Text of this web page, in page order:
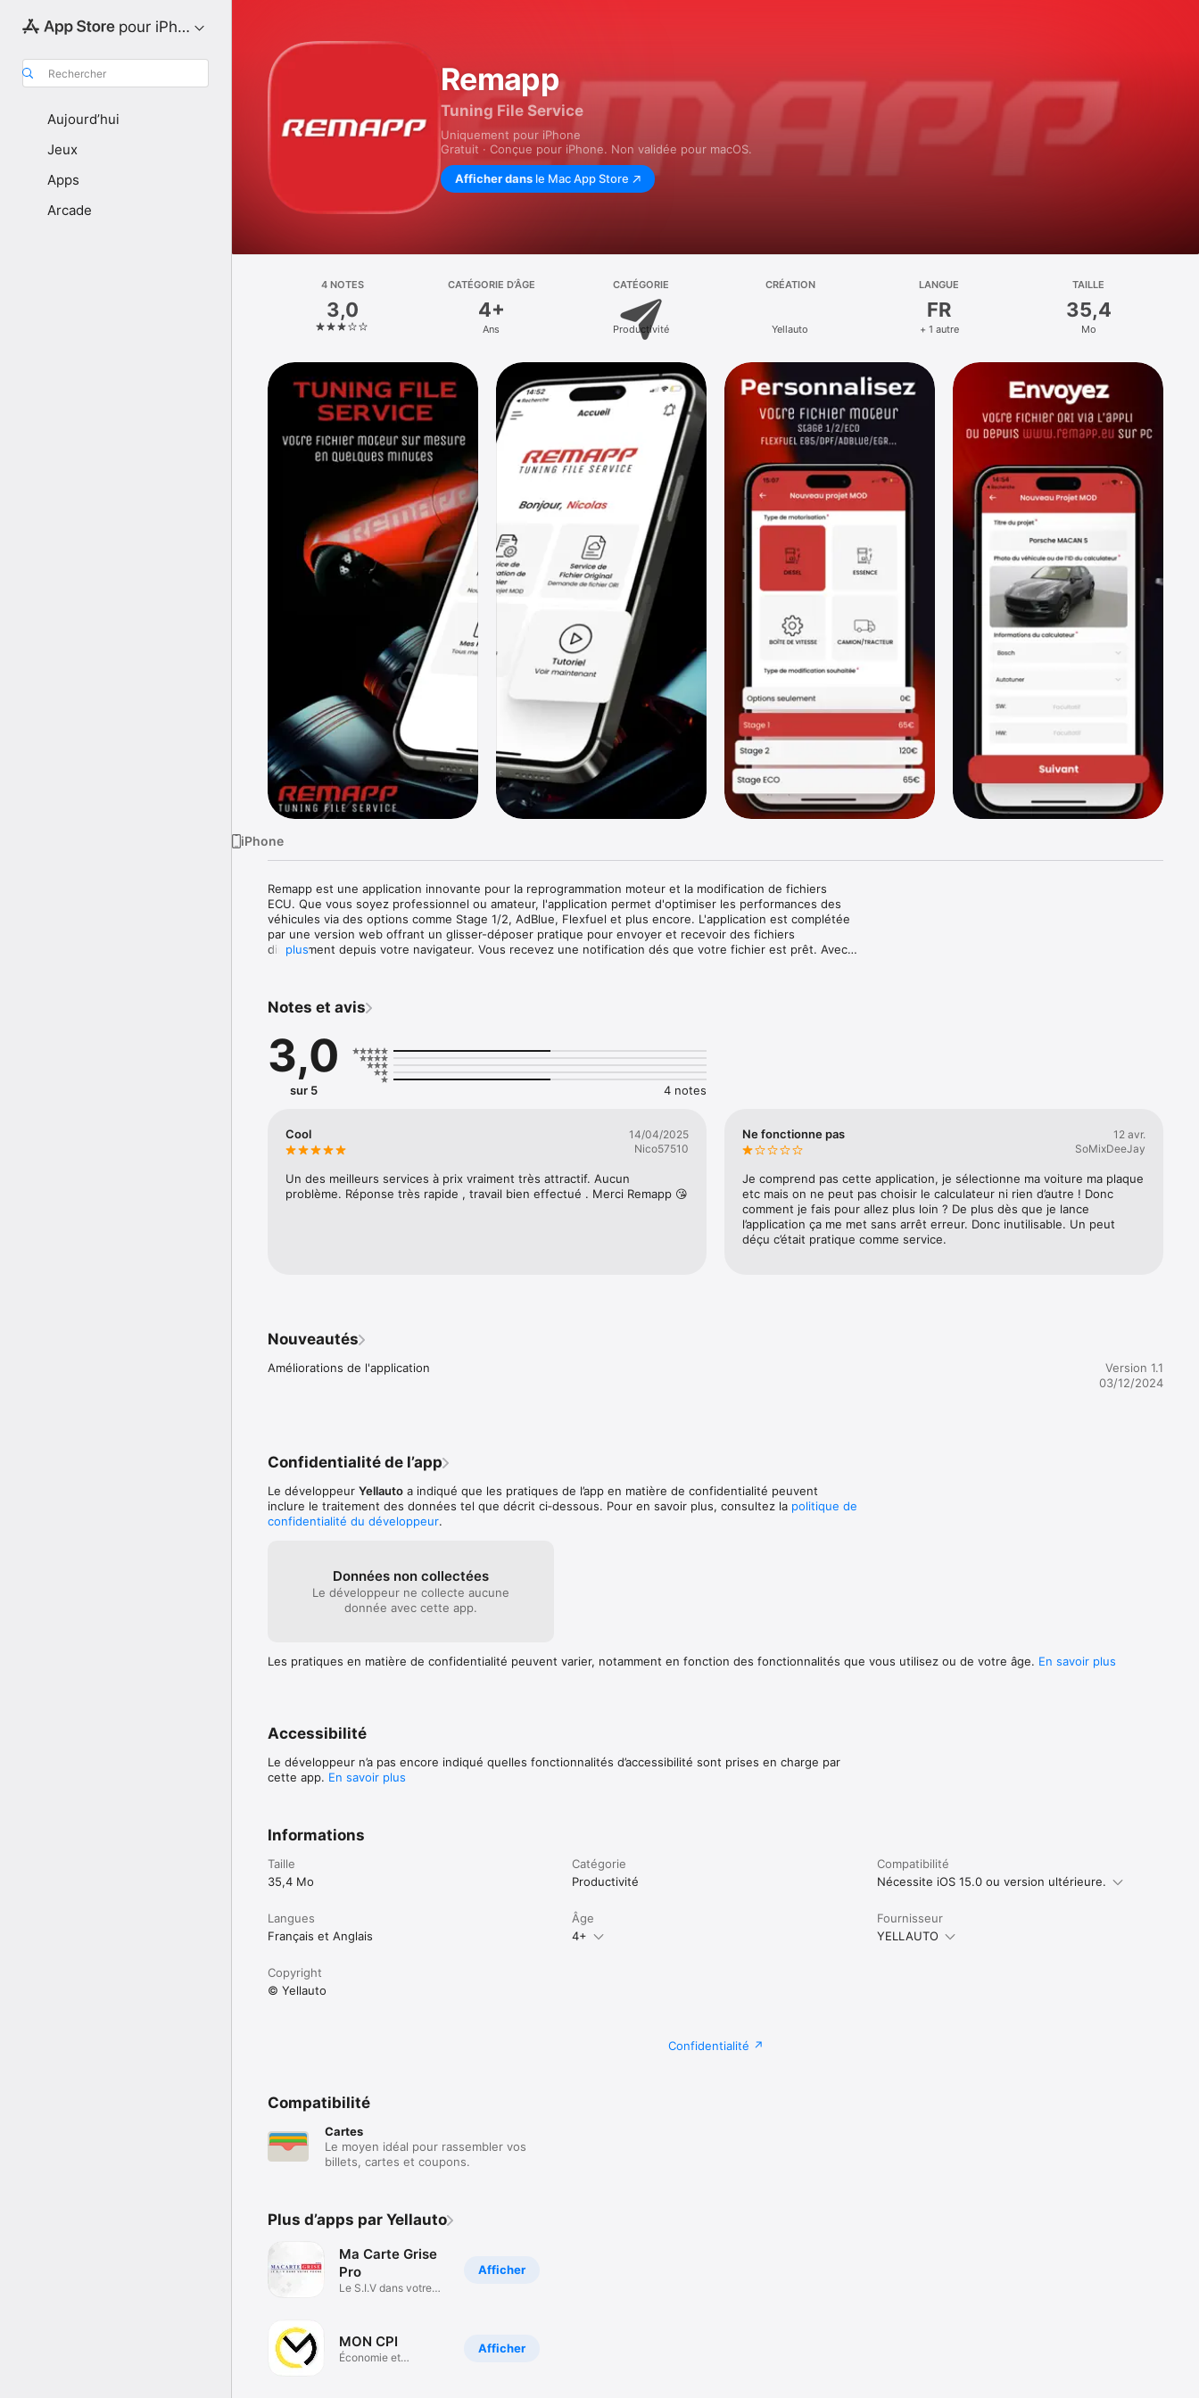
pour iPhone
Rechercher
Aujourd’hui
Jeux
Apps
Arcade
Remapp
Tuning File Service
Uniquement pour iPhone
Gratuit · Conçue pour iPhone. Non validée pour macOS.
Afficher dans le Mac App Store
4 NOTES
3,0
CATÉGORIE D’ÂGE
4+
Ans
CATÉGORIE
Productivité
CRÉATION
Yellauto
LANGUE
FR
+ 1 autre
TAILLE
35,4
Mo
iPhone
Remapp est une application innovante pour la reprogrammation moteur et la modification de fichiers
ECU. Que vous soyez professionnel ou amateur, l'application permet d'optimiser les performances des
véhicules via des options comme Stage 1/2, AdBlue, Flexfuel et plus encore. L'application est complétée
par une version web offrant un glisser-déposer pratique pour envoyer et recevoir des fichiers
directement depuis votre navigateur. Vous recevez une notification dés que votre fichier est prêt. Avec
plus
Notes et avis
3,0
sur 5 4 notes
Cool
14/04/2025
Nico57510
Un des meilleurs services à prix vraiment très attractif. Aucun
problème. Réponse très rapide , travail bien effectué . Merci Remapp 😘
Ne fonctionne pas
12 avr.
SoMixDeeJay
Je comprend pas cette application, je sélectionne ma voiture ma plaque
etc mais on ne peut pas choisir le calculateur ni rien d’autre ! Donc
comment je fais pour allez plus loin ? De plus dès que je lance
l’application ça me met sans arrêt erreur. Donc inutilisable. Un peut
déçu c’était pratique comme service.
Nouveautés
Améliorations de l'application
Version 1.1
03/12/2024
Confidentialité de l’app
Le développeur Yellauto a indiqué que les pratiques de l’app en matière de confidentialité peuvent
inclure le traitement des données tel que décrit ci‑dessous. Pour en savoir plus, consultez la politique de
confidentialité du développeur.
Données non collectées
Le développeur ne collecte aucune
donnée avec cette app.
Les pratiques en matière de confidentialité peuvent varier, notamment en fonction des fonctionnalités que vous utilisez ou de votre âge. En savoir plus
Accessibilité
Le développeur n’a pas encore indiqué quelles fonctionnalités d’accessibilité sont prises en charge par
cette app. En savoir plus
Informations
Taille
35,4 Mo
Catégorie
Productivité
Compatibilité
Nécessite iOS 15.0 ou version ultérieure.
Langues
Français et Anglais
Âge
4+
Fournisseur
YELLAUTO
Copyright
© Yellauto
Confidentialité
Compatibilité
Cartes
Le moyen idéal pour rassembler vos
billets, cartes et coupons.
Plus d’apps par Yellauto
Afficher
Ma Carte Grise
Pro
Le S.I.V dans votre
Afficher
MON CPI
Économie et